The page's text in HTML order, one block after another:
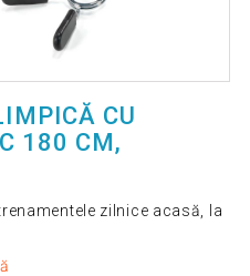
CU
180 CM,
zilnice acasă, la